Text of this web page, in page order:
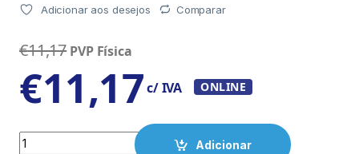
Adicionar aos desejos Comparar
€11,17 PVP Física
€11,17c/ IVA ONLINE
Quantity
Adicionar